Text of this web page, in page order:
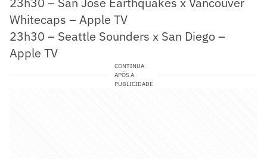
Whitecaps – Apple TV
23h30 – Seattle Sounders x San Diego –
Apple TV
CONTINUA
APÓS A
PUBLICIDADE